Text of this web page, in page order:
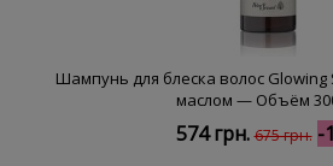
Шампунь для блеска волос
маслом — Объём
574 грн. 675 грн. -